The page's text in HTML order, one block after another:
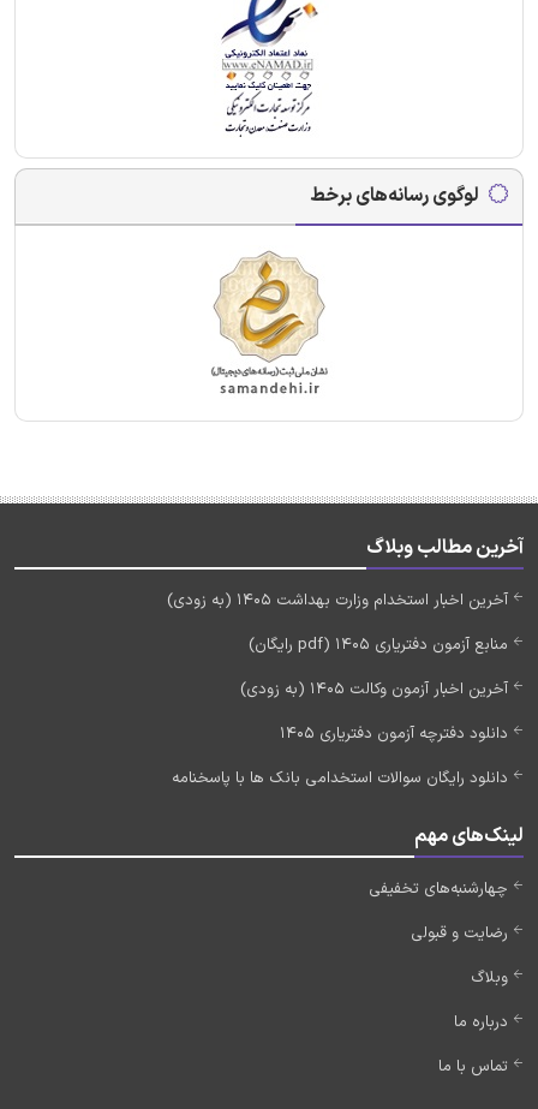
لوگوی رسانه‌های برخط
آخرین مطالب وبلاگ
آخرین اخبار استخدام وزارت بهداشت 1405 (به زودی)
منابع آزمون دفتریاری 1405 (pdf رایگان)
آخرین اخبار آزمون وکالت 1405 (به زودی)
دانلود دفترچه آزمون دفتریاری 1405
دانلود رایگان سوالات استخدامی بانک ها با پاسخنامه
لینک‌های مهم
چهارشنبه‌های تخفیفی
رضایت و قبولی
وبلاگ
درباره ما
تماس با ما